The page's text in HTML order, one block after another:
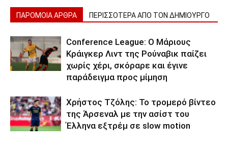
ΠΑΡΟΜΟΙΑ ΑΡΘΡΑ ΠΕΡΙΣΣΟΤΕΡΑ ΑΠΟ ΤΟΝ ΔΗΜΙΟΥΡΓΟ
Conference League: Ο Μάριους
Κράιγκερ Λιντ της Ρούναβικ παίζει
χωρίς χέρι, σκόραρε και έγινε
παράδειγμα προς μίμηση
Χρήστος Τζόλης: Το τρομερό βίντεο
της Άρσεναλ με την ασίστ του
Έλληνα εξτρέμ σε slow motion